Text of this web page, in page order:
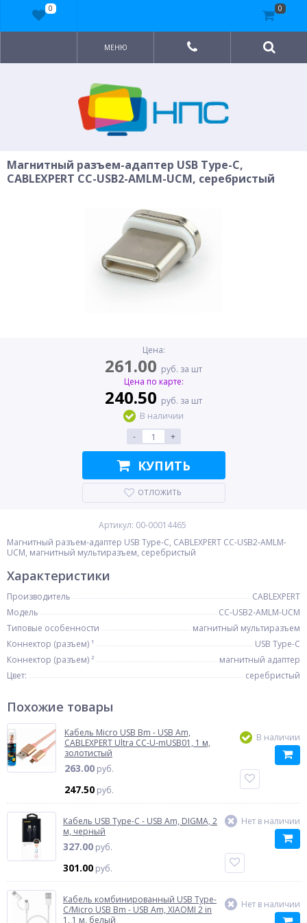
МЕНЮ
Магнитный разъем-адаптер USB Type-C,
CABLEXPERT CC-USB2-AMLM-UCM, серебристый
Цена:
261.00 руб. за шт
Цена по карте:
240.50 руб. за шт
В наличии
-
+
КУПИТЬ
ОТЛОЖИТЬ
Артикул: 00-00014465
Магнитный разъем-адаптер USB Type-C, CABLEXPERT CC-USB2-AMLM-
UCM, магнитный мультиразъем, серебристый
Характеристики
Производитель
CABLEXPERT
Модель
CC-USB2-AMLM-UCM
Типовые особенности
магнитный мультиразъем
Коннектор (разъем) ¹
USB Type-C
Коннектор (разъем) ²
магнитный адаптер
Цвет:
серебристый
Похожие товары
Кабель Micro USB Bm - USB Am,
CABLEXPERT Ultra CC-U-mUSB01, 1 м,
золотистый
263.00 руб.
247.50 руб.
В наличии
Кабель USB Type-C - USB Am, DIGMA, 2
м, черный
327.00 руб.
301.00 руб.
Нет в наличии
Кабель комбинированный USB Type-
C/Micro USB Bm - USB Am, XIAOMI 2 in
1, 1 м, белый
Нет в наличии
0 0